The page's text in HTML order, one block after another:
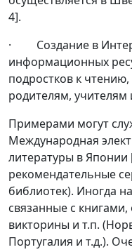
4].
· Создание в
информационных
подростков к
родителям, учителям
Примерами могут
Международная
литературы в
рекомендательные
библиотек). Иногда
связанные с
викторины и т.п.
Португалия и т.д.).